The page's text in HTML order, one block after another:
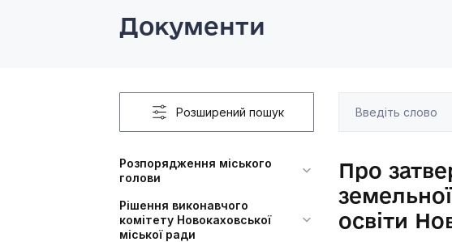
Документи
Розширений пошук
Розпорядження міського
голови
Рішення виконавчого
комітету Новокаховської
міської ради
Про
освіти